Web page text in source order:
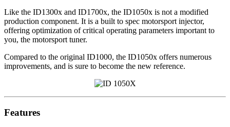
Like the ID1300x and ID1700x, the ID1050x is not a modified
production component. It is a built to spec motorsport injector,
offering optimization of critical operating parameters important to
you, the motorsport tuner.
Compared to the original ID1000, the ID1050x offers numerous
improvements, and is sure to become the new reference.
Features